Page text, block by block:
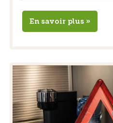
En savoir plus »